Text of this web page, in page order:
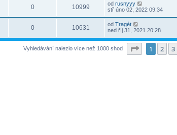
0 10999 od rusnyyy
stř úno 02, 2022 09:34
0 10631 od Tragét
ned říj 31, 2021 20:28
Vyhledávání nalezlo více než 1000 shod Stránka z
1 2 3